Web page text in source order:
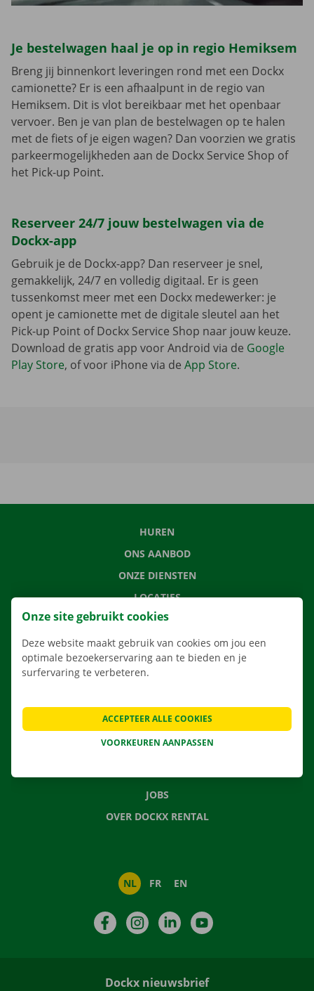
Je bestelwagen haal je op in regio Hemiksem
Breng jij binnenkort leveringen rond met een Dockx
camionette? Er is een afhaalpunt in de regio van
Hemiksem. Dit is vlot bereikbaar met het openbaar
vervoer. Ben je van plan de bestelwagen op te halen
met de fiets of je eigen wagen? Dan voorzien we gratis
parkeermogelijkheden aan de Dockx Service Shop of
het Pick-up Point.
Reserveer 24/7 jouw bestelwagen via de
Dockx-app
Gebruik je de Dockx-app? Dan reserveer je snel,
gemakkelijk, 24/7 en volledig digitaal. Er is geen
tussenkomst meer met een Dockx medewerker: je
opent je camionette met de digitale sleutel aan het
Pick-up Point of Dockx Service Shop naar jouw keuze.
Download de gratis app voor Android via de Google
Play Store, of voor iPhone via de App Store.
HUREN
ONS AANBOD
ONZE DIENSTEN
LOCATIES
APP
VERHUISOPLOSSINGEN
CONTACTEER ONS
VEELGESTELDE VRAGEN
JOBS
OVER DOCKX RENTAL
NL FR EN
FacebookInstagramLinkedIn
Dockx nieuwsbrief
Onze site gebruikt cookies
Deze website maakt gebruik van cookies om jou een
optimale bezoekerservaring aan te bieden en je
surfervaring te verbeteren.
VOORKEUREN AANPASSEN
ACCEPTEER ALLE COOKIES